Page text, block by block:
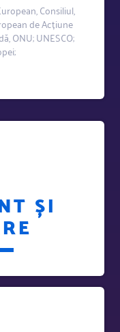
Consiliul,
de Acțiune
ONU; UNESCO;
ȘI